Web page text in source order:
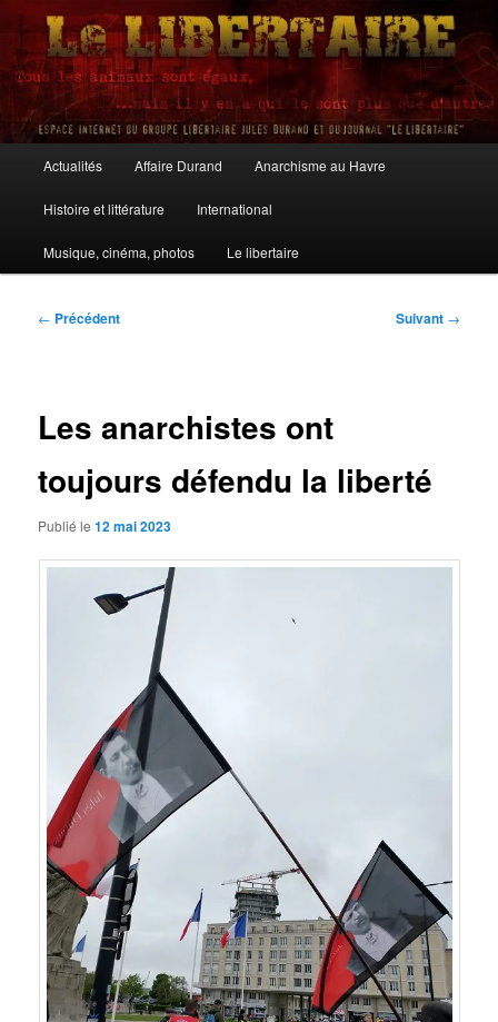
Aller
contenu
principalLe Libertaire
principal
Actualités Affaire Durand Anarchisme au Havre
Histoire et littérature International
Musique, cinéma, photos Le libertaire
Navigation
← Précédent Suivant →
Les anarchistes ont
toujours défendu la liberté
Publié le12 mai 2023